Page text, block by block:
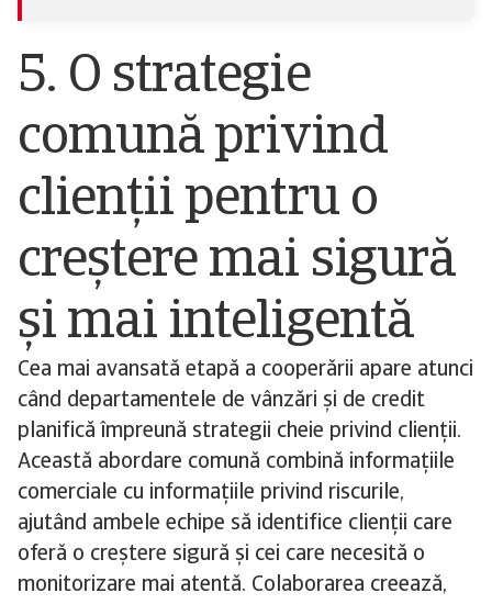
5. O strategie
comună privind
clienții pentru o
creștere mai sigură
și mai inteligentă
Cea mai avansată etapă a cooperării apare atunci
când departamentele de vânzări și de credit
planifică împreună strategii cheie privind clienții.
Această abordare comună combină informațiile
comerciale cu informațiile privind riscurile,
ajutând ambele echipe să identifice clienții care
oferă o creștere sigură și cei care necesită o
monitorizare mai atentă. Colaborarea creează,